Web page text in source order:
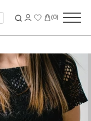
(0)